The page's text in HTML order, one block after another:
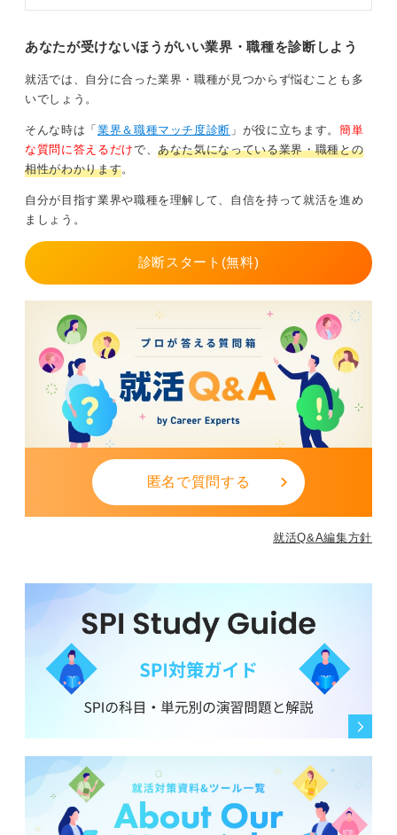
革のなかでどのように価値を提供したいのか」を語れる
ことが、今後ますます重要になってくると私は考えま
す。
業界研究にあたっては、「どの企業がどんな変革を進め
ているのか」、「自分はその変化のどこに共感するの
か」を軸に整理していくと、選考時にも一貫性のある志
自動車業界は大変革期だからこそ、若手の柔軟な発想や
業界の変化を認識して、自動車業界の就活に臨んでみま
0
あなたが受けないほうがいい業界・職種を診断しよう
就活では、自分に合った業界・職種が見つからず悩むことも多
いでしょう。
そんな時は「 業界＆職種マッチ度診断 」が役に立ちます。 簡単
な質問に答えるだけで、あなた気になっている業界・職種との
相性がわかります。
自分が目指す業界や職種を理解して、自信を持って就活を進め
ましょう。
診断スタート(無料)
匿名で質問する
就活Q&A編集方針